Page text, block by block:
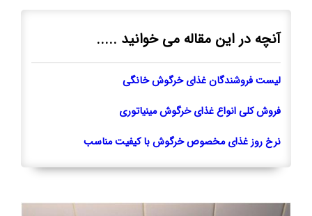
آنچه در این مقاله می خوانید .....
لیست فروشندگان غذای خرگوش خانگی
فروش کلی انواع غذای خرگوش مینیاتوری
نرخ روز غذای مخصوص خرگوش با کیفیت مناسب